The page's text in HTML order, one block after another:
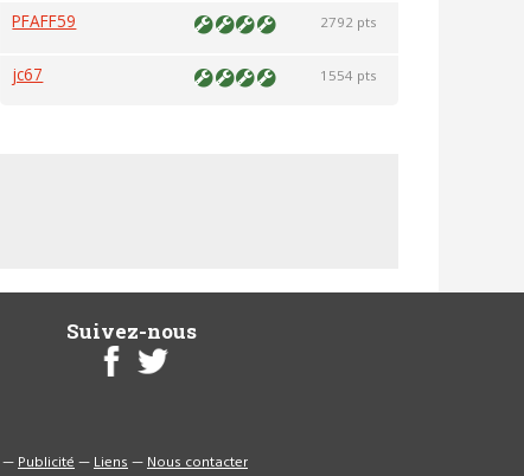
PFAFF59 2792 pts
jc67 1554 pts
Suivez-nous
—Publicité—Liens—Nous contacter